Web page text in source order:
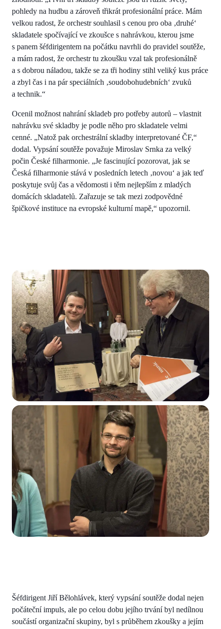
pohledy na hudbu a zároveň třikrát profesionální práce. Mám
velkou radost, že orchestr souhlasil s cenou pro oba ‚druhé‘
skladatele spočívající ve zkoušce s nahrávkou, kterou jsme
s panem šéfdirigentem na počátku navrhli do pravidel soutěže,
a mám radost, že orchestr tu zkoušku vzal tak profesionálně
a s dobrou náladou, takže se za tři hodiny stihl veliký kus práce
a zbyl čas i na pár speciálních ‚soudobohudebních‘ zvuků
a technik.“
Ocenil možnost nahrání skladeb pro potřeby autorů – vlastnit
nahrávku své skladby je podle něho pro skladatele velmi
cenné. „Natož pak orchestrální skladby interpretované ČF,“
dodal. Vypsání soutěže považuje Miroslav Srnka za velký
počin České filharmonie. „Je fascinující pozorovat, jak se
Česká filharmonie stává v posledních letech ‚novou‘ a jak teď
poskytuje svůj čas a vědomosti i těm nejlepším z mladých
domácích skladatelů. Zařazuje se tak mezi zodpovědné
špičkové instituce na evropské kulturní mapě,“ upozornil.
Šéfdirigent Jiří Bělohlávek, který vypsání soutěže dodal nejen
počáteční impuls, ale po celou dobu jejího trvání byl nedílnou
součástí organizační skupiny, byl s průběhem zkoušky a jejím